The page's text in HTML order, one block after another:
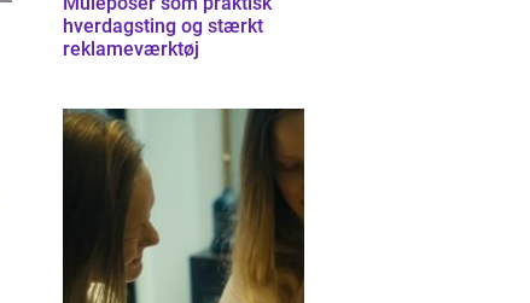
hverdagsting og stærkt
reklameværktøj